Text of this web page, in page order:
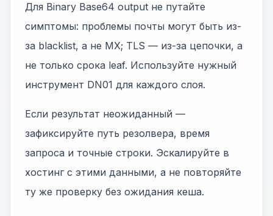
Для Binary Base64 output не путайте
симптомы: проблемы почты могут быть из-
за blacklist, а не MX; TLS — из-за цепочки, а
не только срока leaf. Используйте нужный
инструмент DN01 для каждого слоя.
Если результат неожиданный —
зафиксируйте путь резолвера, время
запроса и точные строки. Эскалируйте в
хостинг с этими данными, а не повторяйте
ту же проверку без ожидания кеша.